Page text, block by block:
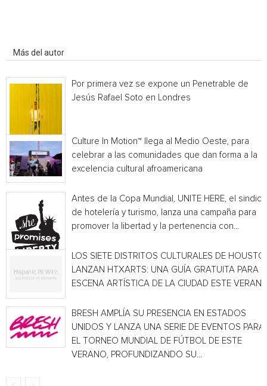
Más del autor
Por primera vez se expone un Penetrable de
Jesús Rafael Soto en Londres
Culture In Motion™ llega al Medio Oeste, para
celebrar a las comunidades que dan forma a la
excelencia cultural afroamericana
Antes de la Copa Mundial, UNITE HERE, el
de hotelería y turismo, lanza una campaña para
promover la libertad y la pertenencia con...
LOS SIETE DISTRITOS CULTURALES DE
LANZAN HTXARTS: UNA GUÍA GRATUITA PARA
ESCENA ARTÍSTICA DE LA CIUDAD ESTE
BRESH AMPLÍA SU PRESENCIA EN ESTADOS
UNIDOS Y LANZA UNA SERIE DE EVENTOS PARA
EL TORNEO MUNDIAL DE FÚTBOL DE ESTE
VERANO, PROFUNDIZANDO SU...